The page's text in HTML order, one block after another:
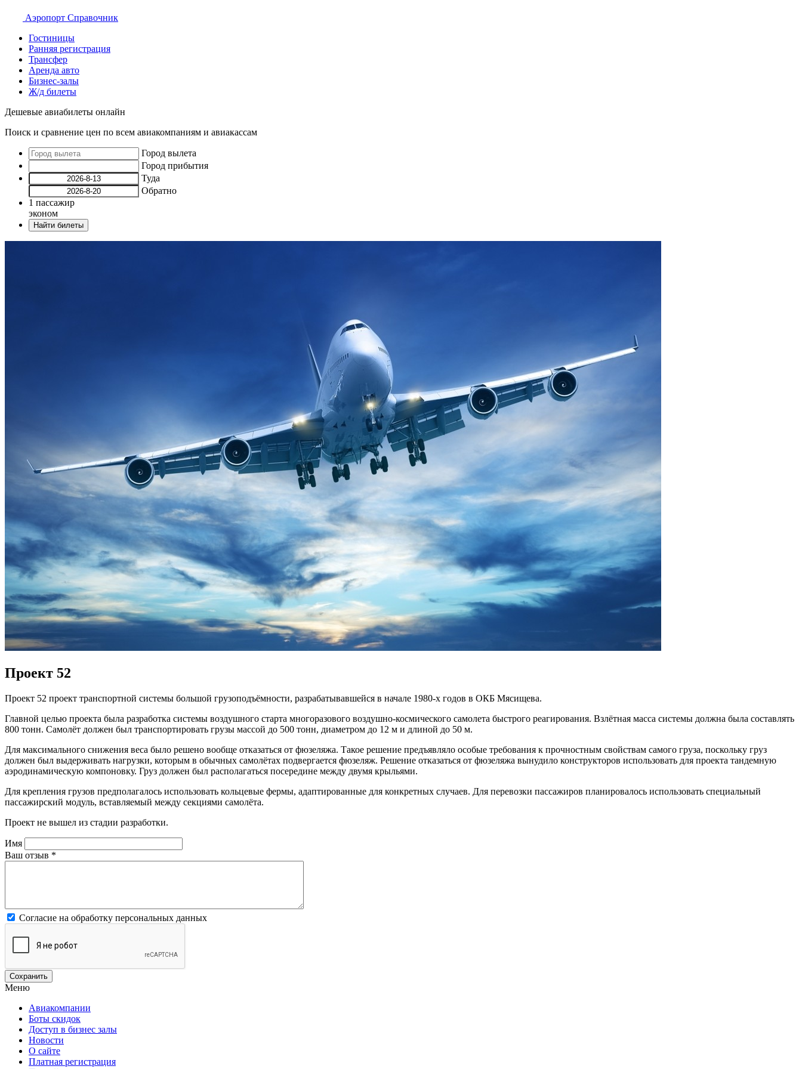
Аэропорт Справочник
Гостиницы
Ранняя регистрация
Трансфер
Аренда авто
Бизнес-залы
Ж/д билеты
Дешевые авиабилеты онлайн
Поиск и сравнение цен по всем авиакомпаниям и авиакассам
Город вылета
Город прибытия
Туда
Обратно
1 пассажир
эконом
Найти билеты
Проект 52
Проект 52 проект транспортной системы большой грузоподъёмности, разрабатывавшейся в начале 1980-х годов в ОКБ Мясищева.
Главной целью проекта была разработка системы воздушного старта многоразового воздушно-космического самолета быстрого реагирования. Взлётная масса системы должна была составлять
800 тонн. Самолёт должен был транспортировать грузы массой до 500 тонн, диаметром до 12 м и длиной до 50 м.
Для максимального снижения веса было решено вообще отказаться от фюзеляжа. Такое решение предъявляло особые требования к прочностным свойствам самого груза, поскольку груз
должен был выдерживать нагрузки, которым в обычных самолётах подвергается фюзеляж. Решение отказаться от фюзеляжа вынудило конструкторов использовать для проекта тандемную
аэродинамическую компоновку. Груз должен был располагаться посередине между двумя крыльями.
Для крепления грузов предполагалось использовать кольцевые фермы, адаптированные для конкретных случаев. Для перевозки пассажиров планировалось использовать специальный
пассажирский модуль, вставляемый между секциями самолёта.
Проект не вышел из стадии разработки.
Имя
Ваш отзыв *
Согласие на обработку персональных данных
Меню
Авиакомпании
Боты скидок
Доступ в бизнес залы
Новости
О сайте
Платная регистрация